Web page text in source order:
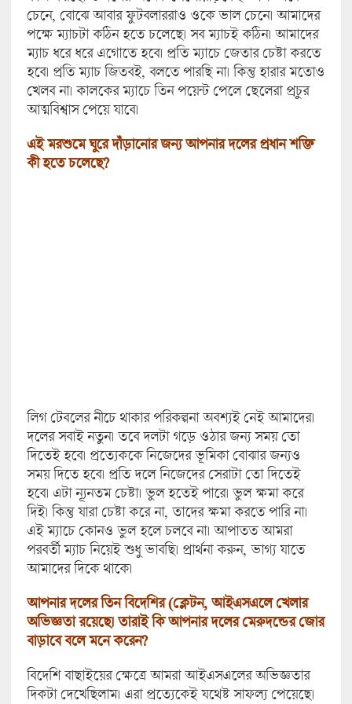
চেনে, বোঝে আবার ফুটবলাররাও ওকে ভাল চেনে। আমাদের
পক্ষে ম্যাচটা কঠিন হতে চলেছে। সব ম্যাচই কঠিন। আমাদের
ম্যাচ ধরে ধরে এগোতে হবে। প্রতি ম্যাচে জেতার চেষ্টা করতে
হবে। প্রতি ম্যাচ জিতবই, বলতে পারছি না। কিন্তু হারার মতোও
খেলব না। কালকের ম্যাচে তিন পয়েন্ট পেলে ছেলেরা প্রচুর
আত্মবিশ্বাস পেয়ে যাবে।
এই মরশুমে ঘুরে দাঁড়ানোর জন্য আপনার দলের প্রধান শক্তি
কী হতে চলেছে?
লিগ টেবলের নীচে থাকার পরিকল্পনা অবশ্যই নেই আমাদের।
দলের সবাই নতুন। তবে দলটা গড়ে ওঠার জন্য সময় তো
দিতেই হবে। প্রত্যেককে নিজেদের ভূমিকা বোঝার জন্যও
সময় দিতে হবে। প্রতি দলে নিজেদের সেরাটা তো দিতেই
হবে। এটা ন্যূনতম চেষ্টা। ভুল হতেই পারে। ভুল ক্ষমা করে
দিই। কিন্তু যারা চেষ্টা করে না, তাদের ক্ষমা করতে পারি না।
এই ম্যাচে কোনও ভুল হলে চলবে না। আপাতত আমরা
পরবর্তী ম্যাচ নিয়েই শুধু ভাবছি। প্রার্থনা করুন, ভাগ্য যাতে
আমাদের দিকে থাকে।
আপনার দলের তিন বিদেশির (ক্লেটন, আইএসএলে খেলার
অভিজ্ঞতা রয়েছে। তারাই কি আপনার দলের মেরুদন্ডের জোর
বাড়াবে বলে মনে করেন?
বিদেশি বাছাইয়ের ক্ষেত্রে আমরা আইএসএলের অভিজ্ঞতার
দিকটা দেখেছিলাম। এরা প্রত্যেকেই যথেষ্ট সাফল্য পেয়েছে।